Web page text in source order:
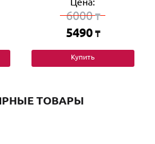
6000₸
5490 ₸
Купить
ТОВАРЫ